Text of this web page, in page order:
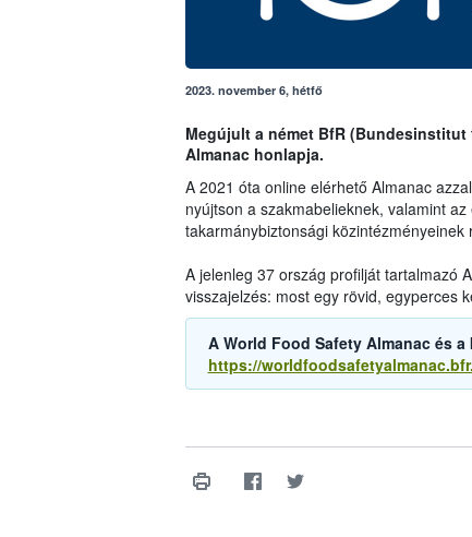
2023. november 6, hétfő
Megújult a német BfR
Almanac honlapja.
A 2021 óta online elérhető Almanac
nyújtson a szakmabelieknek, valamint
takarmánybiztonsági közintézményeinek
A jelenleg 37 ország profilját tartalmazó
visszajelzés: most egy rövid, egyperces
A World Food Safety Almanac és
https://